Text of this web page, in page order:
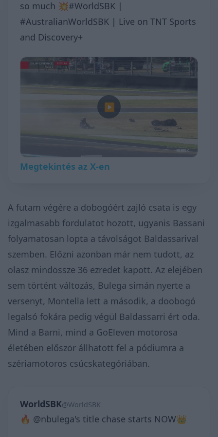
so much 💥#WorldSBK |
#AustralianWorldSBK | Live on TNT Sports
and Discovery+
▶
Megtekintés az X-en
A futam végére a dobogóért zajló csata is egy
izgalmasabb fordulatot hozott, ugyanis Bassani
folyamatosan lopta a távolságot Baldassarival
szemben. Előzni azonban már nem tudott, az
olasz mindössze 36 ezredet kapott. Az elejében
sem történt változás, Bulega simán nyerte a
versenyt, Montella lett a második, a doobogó
legalsó fokára pedig végül Baldassarri ért oda.
Mind a Barni, mind a GoEleven motorosa
életében először állhatott fel a pódiumra a
szériamotoros csúcskategóriában.
WorldSBK@WorldSBK
🔥 @nbulega's title chase starts NOW👑